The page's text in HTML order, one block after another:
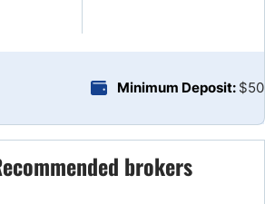
Minimum Deposit: $50
brokers